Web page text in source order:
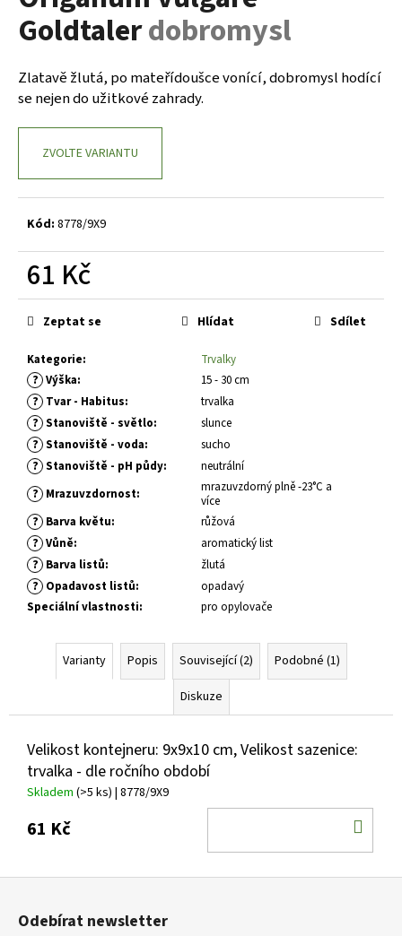
0,0
z
hvězdiček.
Goldtalerdobromysl
Zlatavě žlutá, po mateřídoušce vonící, dobromysl hodící
se nejen do užitkové zahrady.
ZVOLTE VARIANTU
Kód: 8778/9X9
61 Kč
Měrná
cena:
Kategorie: Trvalky
? Výška: 15 - 30 cm
? Tvar - Habitus: trvalka
? Stanoviště - světlo: slunce
? Stanoviště - voda: sucho
? Stanoviště - pH půdy: neutrální
? Mrazuvzdornost:
mrazuvzdorný plně -23°C a
více
? Barva květu: růžová
? Vůně: aromatický list
? Barva listů: žlutá
? Opadavost listů:
opadavý
Speciální vlastnosti: pro opylovače
Zeptat se Hlídat Sdílet
Varianty Popis Související (2)
Podobné (1)
Diskuze
Velikost kontejneru: 9x9x10 cm, Velikost sazenice:
trvalka - dle ročního období
Skladem (>5 ks) | 8778/9X9
61 Kč
a
j
í
t
D
o
u
u
e
m
e
SEDUM
TELEPHIUM
SEDUCTION
ROSE
CHARM
NACHOVÝ
Z
Odebírat newsletter